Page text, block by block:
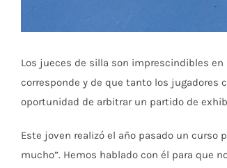
Los jueces de silla son imprescindibles
corresponde y de que tanto los jugadores
oportunidad de arbitrar un partido de
Este joven realizó el año pasado un curso
mucho”. Hemos hablado con él para que